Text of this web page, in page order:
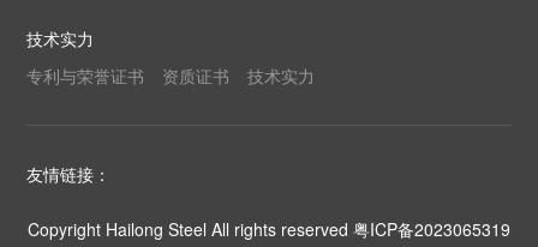
技术实力
专利与荣誉证书
资质证书 技术实力
友情链接：
Copyright Hailong Steel All rights reserved 粤ICP备2023065319